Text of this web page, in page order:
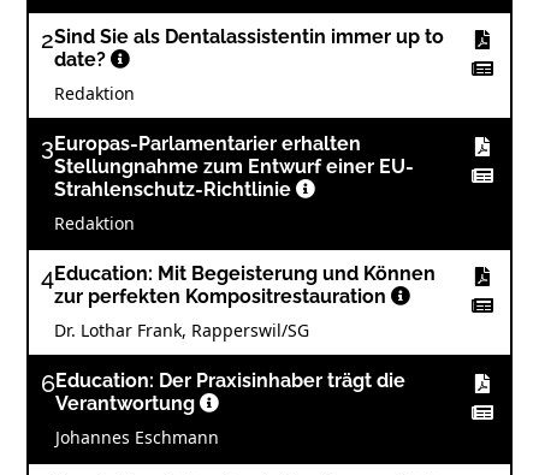
2Sind Sie als Dentalassistentin immer up to
date?
Redaktion
3 Europas-Parlamentarier erhalten
Stellungnahme zum Entwurf einer EU-
Strahlenschutz-Richtlinie
Redaktion
4Education: Mit Begeisterung und Können
zur perfekten Kompositrestauration
Dr. Lothar Frank, Rapperswil/SG
6Education: Der Praxisinhaber trägt die
Verantwortung
Johannes Eschmann